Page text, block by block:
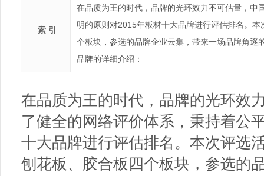
索 引
在品质为王的时代，品牌的光环效力不可估量，中
明的原则对2015年板材十大品牌进行评估排名。
个板块，参选的品牌企业云集，带来一场品牌角
品牌的详细介绍：
在品质为王的时代，品牌的光环效
了健全的网络评价体系，秉持着公
十大品牌进行评估排名。本次评选
刨花板、胶合板四个板块，参选的